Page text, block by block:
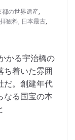
都の世界遺産,
拝観料, 日本最古,
かる宇治橋の
ち着いた雰囲
だ。創建年代
なる国宝の本